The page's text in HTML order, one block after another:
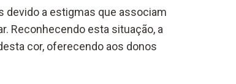
devido a estigmas que associam
Reconhecendo esta situação, a
cor, oferecendo aos donos